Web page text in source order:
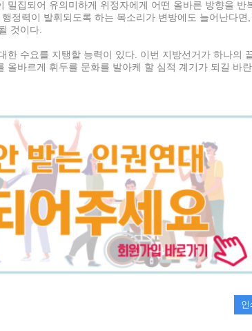
밀집되어 유의미하게 위정자에게 어떤 올바른 방향을 반
정력이 발휘되도록 하는 목소리가 변방에도 늘어난다면,
것이다.
한 수요를 지탱할 능력이 있다. 이번 지방선거가 하나의
바르게 휘두를 문화를 발아케 할 심적 계기가 되길 바란
인